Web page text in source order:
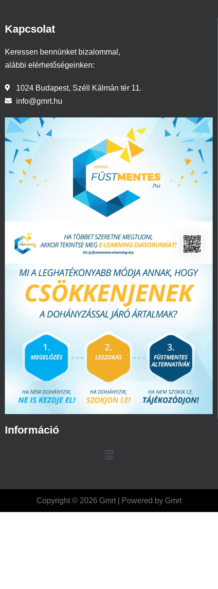
Kapcsolat
Keressen bennünket bizalommal,
alábbi elérhetőségeinken:
1024 Budapest, Széll Kálmán tér 11.
info@gmrt.hu
Információ
Copyright © 2026 Gmrt | Powered by Gmrt